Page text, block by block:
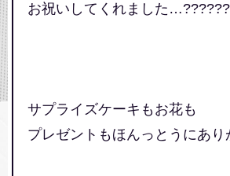
お祝いしてくれました
サプライズケーキもお花も
プレゼントもほんっとうにあり